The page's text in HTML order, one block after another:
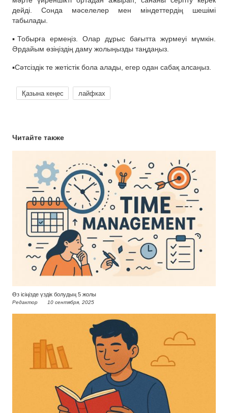
дейді. Сонда мәселелер мен міндеттердің шешімі
табылады.
▪️Тобырға ермеңіз. Олар дұрыс бағытта жүрмеуі мүмкін.
Әрдайым өзіңіздің даму жолыңызды таңдаңыз.
▪️Сәтсіздік те жетістік бола алады, егер одан сабақ алсаңыз.
Қазына кеңес лайфках
Читайте также
Өз ісіңізде үздік болудың 5 жолы
Редактор 10 сентября, 2025